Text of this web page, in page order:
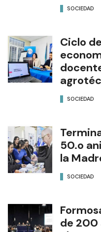
SOCIEDAD
Ciclo
SOCIEDAD
50.o
la
SOCIEDAD
de 200